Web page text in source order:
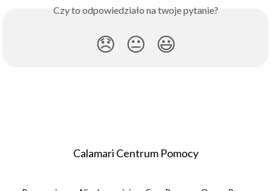
Czy to odpowiedziało na twoje pytanie?
😞 😐 😃
Calamari Centrum Pomocy